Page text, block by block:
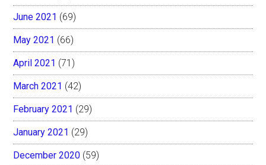
June 2021 (69)
May 2021 (66)
April 2021 (71)
March 2021 (42)
February 2021 (29)
January 2021 (29)
December 2020 (59)